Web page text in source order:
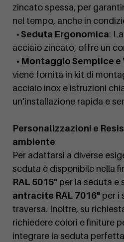
zincato spessa, per
nel tempo, anche in
• Seduta Ergonomica:
acciaio zincato, offre un
• Montaggio Semplice e
viene fornita in kit di
acciaio inox e istruzioni
un'installazione rapida e
Personalizzazioni e
ambiente
Per adattarsi a diverse
seduta è disponibile nella
RAL 5015" per la seduta e
antracite RAL 7016" per i
traversa. Inoltre, su
richiedere colori e finiture
integrare la seduta